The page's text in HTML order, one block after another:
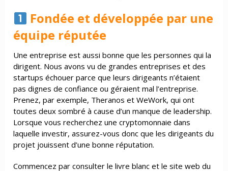
Fondée et développée par une
équipe réputée
Une entreprise est aussi bonne que les personnes qui la
dirigent. Nous avons vu de grandes entreprises et des
startups échouer parce que leurs dirigeants n’étaient
pas dignes de confiance ou géraient mal l’entreprise.
Prenez, par exemple, Theranos et WeWork, qui ont
toutes deux sombré à cause d’un manque de leadership.
Lorsque vous recherchez une cryptomonnaie dans
laquelle investir, assurez-vous donc que les dirigeants du
projet jouissent d’une bonne réputation.
Commencez par consulter le livre blanc et le site web du